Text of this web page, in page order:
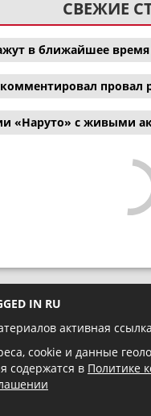
СВЕЖИЕ
в ближайшее время
провал
«Наруто» с живыми
IN RU
активная
cookie и данные
содержатся в Политике